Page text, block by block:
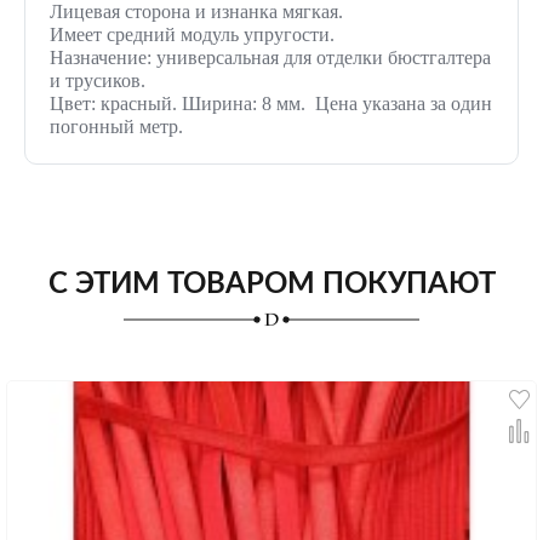
Лицевая сторона и изнанка мягкая.
Имеет средний модуль упругости.
Назначение: универсальная для отделки бюстгалтера
и трусиков.
Цвет: красный. Ширина: 8 мм. Цена указана за один
погонный метр.
С ЭТИМ ТОВАРОМ ПОКУПАЮТ